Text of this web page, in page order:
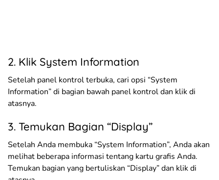
2. Klik System Information
Setelah panel kontrol terbuka, cari opsi “System
Information” di bagian bawah panel kontrol dan klik di
atasnya.
3. Temukan Bagian “Display”
Setelah Anda membuka “System Information”, Anda akan
melihat beberapa informasi tentang kartu grafis Anda.
Temukan bagian yang bertuliskan “Display” dan klik di